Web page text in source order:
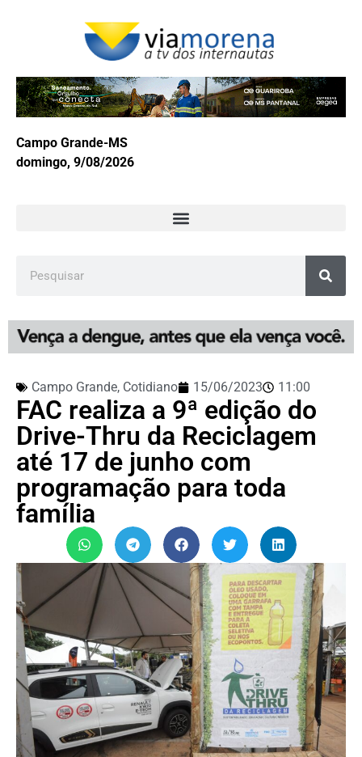
Campo Grande-MS
domingo, 9/08/2026
Campo Grande, Cotidiano 15/06/2023 11:00
FAC realiza a 9ª edição do
Drive-Thru da Reciclagem
até 17 de junho com
programação para toda
família